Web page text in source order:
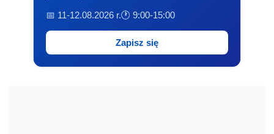
📅 11-12.08.2026 r.🕐 9:00-15:00
Zapisz się